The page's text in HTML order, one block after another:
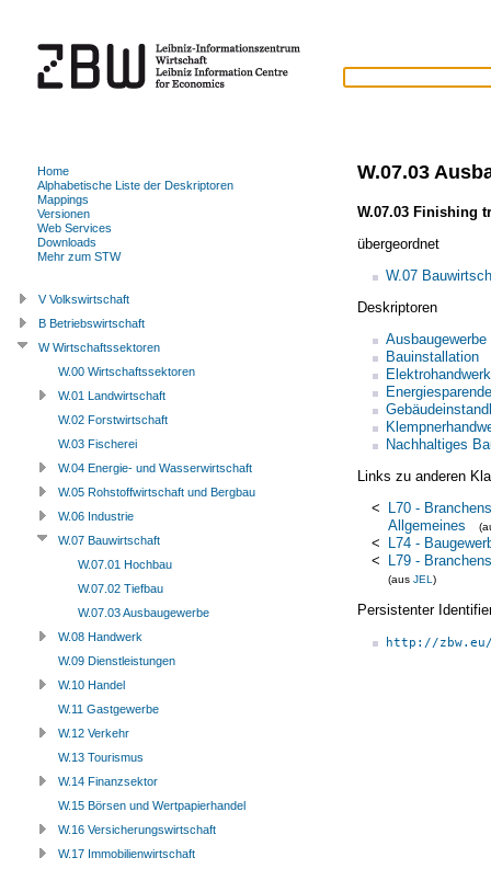
W.07.03
W.07.03 Finishing
übergeordnet
W.07
Deskriptoren
Ausbaugewerbe
Bauinstallation
Elektrohandwerk
Nachhaltiges
Links zu anderen
< L70 -
Allgemeines
< L74 -
< L79 -
(aus JEL )
Persistenter
http://
Home
Alphabetische Liste der Deskriptoren
Mappings
Versionen
Web Services
Downloads
Mehr zum STW
V Volkswirtschaft
B Betriebswirtschaft
W Wirtschaftssektoren
W.00 Wirtschaftssektoren
W.01 Landwirtschaft
W.02 Forstwirtschaft
W.03 Fischerei
W.04 Energie- und Wasserwirtschaft
W.05 Rohstoffwirtschaft und Bergbau
W.06 Industrie
W.07 Bauwirtschaft
W.07.01 Hochbau
W.07.02 Tiefbau
W.07.03 Ausbaugewerbe
W.08 Handwerk
W.09 Dienstleistungen
W.10 Handel
W.11 Gastgewerbe
W.12 Verkehr
W.13 Tourismus
W.14 Finanzsektor
W.15 Börsen und Wertpapierhandel
W.16 Versicherungswirtschaft
W.17 Immobilienwirtschaft